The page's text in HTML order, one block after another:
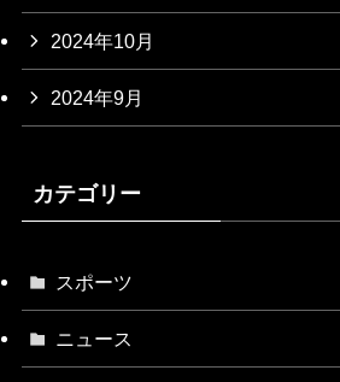
2024年10月
2024年9月
カテゴリー
スポーツ
ニュース